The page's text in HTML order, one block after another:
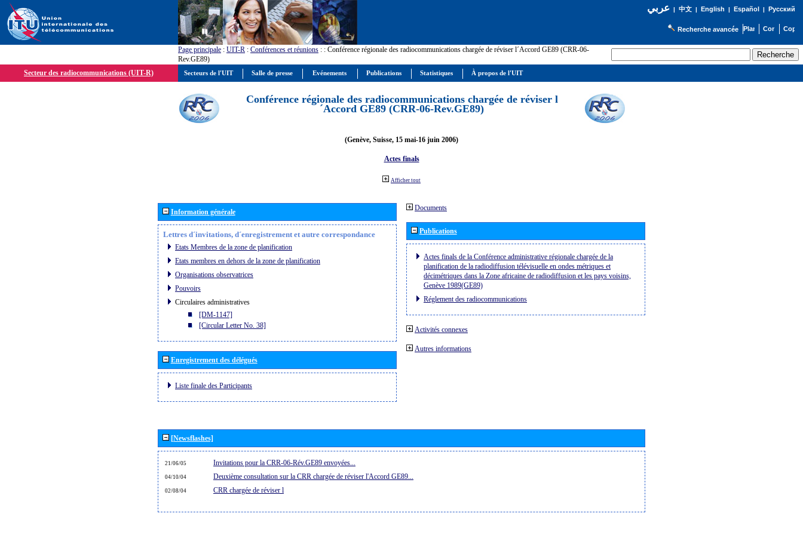
عربي| 中文| English | Español | Русский
Recherche avancée
Page principale : UIT-R : Conférences et réunions : : Conférence régionale des radiocommunications chargée de réviser l´Accord GE89 (CRR-06-
Rev.GE89)
Secteur des radiocommunications (UIT-R)
Conférence régionale des radiocommunications chargée de réviser l
´Accord GE89 (CRR-06-Rev.GE89)
(Genève, Suisse, 15 mai-16 juin 2006)
Actes finals
Afficher tout
Information générale
Lettres d´invitations, d´enregistrement et autre correspondance
Etats Membres de la zone de planification
Etats membres en dehors de la zone de planification
Organisations observatrices
Pouvoirs
Circulaires administratives
[DM-1147]
[Circular Letter No. 38]
Enregistrement des délégués
Liste finale des Participants
Documents
Publications
Actes finals de la Conférence administrative régionale chargée de la
planification de la radiodiffusion télévisuelle en ondes métriques et
décimétriques dans la Zone africaine de radiodiffusion et les pays voisins,
Genève 1989(GE89)
Réglement des radiocommunications
Activités connexes
Autres informations
[Newsflashes]
21/06/05 Invitations pour la CRR-06-Rév.GE89 envoyées...
04/10/04 Deuxième consultation sur la CRR chargée de réviser l'Accord GE89...
02/08/04 CRR chargée de réviser l
Secteurs de l'UIT Salle de presse Evénements Publications Statistiques À propos de l'UIT